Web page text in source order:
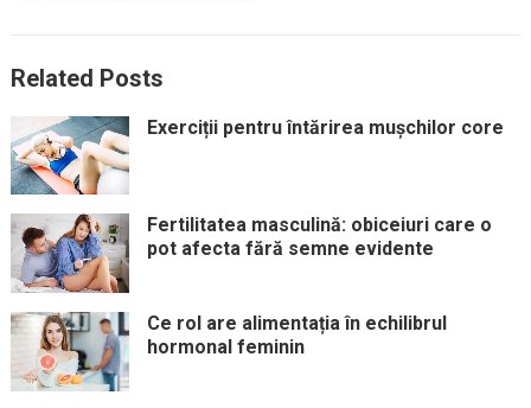
Related Posts
Exerciții pentru întărirea mușchilor core
Fertilitatea masculină: obiceiuri care o
pot afecta fără semne evidente
Ce rol are alimentația în echilibrul
hormonal feminin